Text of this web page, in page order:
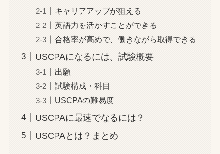
キャリアアップが狙える
英語力を活かすことができる
合格率が高めで、働きながら取得できる
USCPAになるには、試験概要
出願
試験構成・科目
USCPAの難易度
USCPAに最速でなるには？
USCPAとは？まとめ